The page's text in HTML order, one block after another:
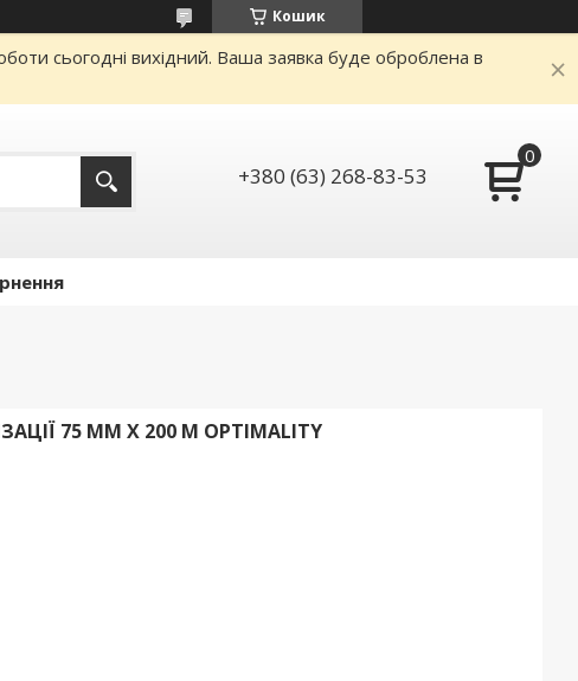
Кошик
сьогодні вихідний. Ваша заявка буде оброблена в
+380 (63) 268-83-53
75 ММ Х 200 М OPTIMALITY